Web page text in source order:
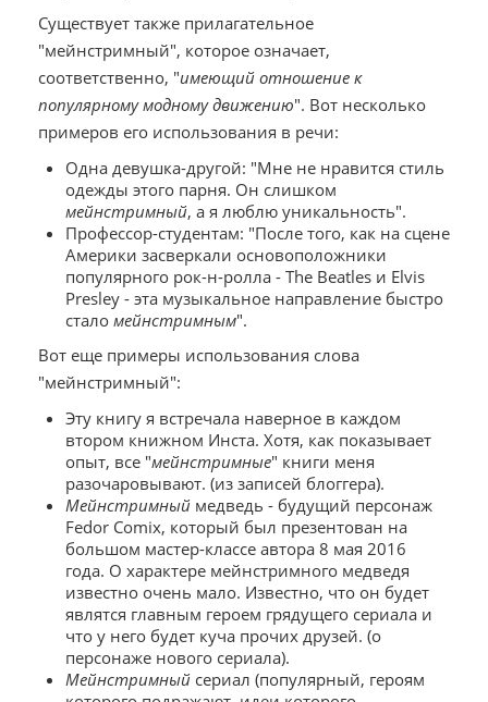
Существует также прилагательное
"мейнстримный", которое означает,
соответственно, "имеющий отношение к
популярному модному движению". Вот несколько
примеров его использования в речи:
Одна девушка-другой: "Мне не нравится стиль
одежды этого парня. Он слишком
мейнстримный, а я люблю уникальность".
Профессор-студентам: "После того, как на сцене
Америки засверкали основоположники
популярного рок-н-ролла - The Beatles и Elvis
Presley - эта музыкальное направление быстро
стало мейнстримным".
Вот еще примеры использования слова
"мейнстримный":
Эту книгу я встречала наверное в каждом
втором книжном Инста. Хотя, как показывает
опыт, все "мейнстримные" книги меня
разочаровывают. (из записей блоггера).
Мейнстримный медведь - будущий персонаж
Fedor Comix, который был презентован на
большом мастер-классе автора 8 мая 2016
года. О характере мейнстримного медведя
известно очень мало. Известно, что он будет
являтся главным героем грядущего сериала и
что у него будет куча прочих друзей. (о
персонаже нового сериала).
Мейнстримный сериал (популярный, героям